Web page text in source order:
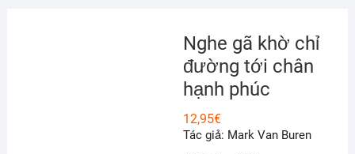
Nghe gã khờ chỉ
đường tới chân
hạnh phúc
12,95€
Tác giả: Mark Van Buren